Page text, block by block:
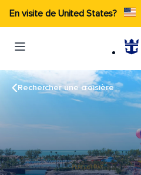
En visite de United States?
Rechercher une croisière